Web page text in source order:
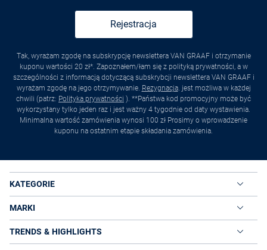
Rejestracja
Tak, wyrażam zgodę na subskrypcję newslettera VAN GRAAF i otrzymanie
kuponu wartości 20 zł*. Zapoznałem/łam się z polityką prywatności, a w
szczególności z informacją dotyczącą subskrybcji newslettera VAN GRAAF i
wyrażam zgodę na jego otrzymywanie. Rezygnacja. jest możliwa w każdej
chwili (patrz: Polityka prywatności ). **Państwa kod promocyjny może być
wykorzystany tylko jeden raz i jest ważny 4 tygodnie od daty wystawienia.
Minimalna wartość zamówienia wynosi 100 zł Prosimy o wprowadzenie
kuponu na ostatnim etapie składania zamówienia.
KATEGORIE
MARKI
TRENDS & HIGHLIGHTS